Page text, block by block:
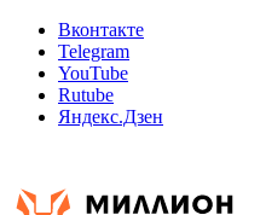
Вконтакте
Telegram
YouTube
Rutube
Яндекс.Дзен